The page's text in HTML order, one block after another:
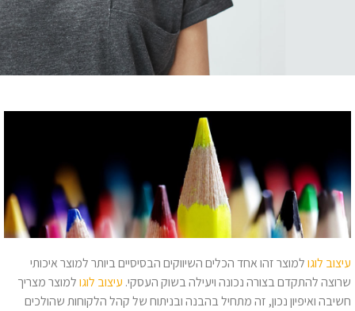
עיצוב לוגולמוצר זהו אחד הכלים השיווקים הבסיסיים ביותר למוצר איכותי
שרוצה להתקדם בצורה נכונה ויעילה בשוק העסקי. עיצוב לוגולמוצר מצריך
חשיבה ואיפיון נכון, זה מתחיל בהבנה ובניתוח של קהל הלקוחות שהולכים